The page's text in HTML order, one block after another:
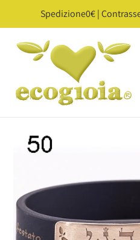
direttamente
contenuti
Spedizione0€ |